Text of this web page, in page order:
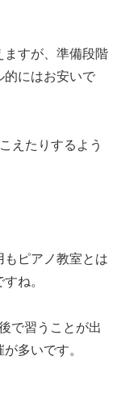
ますが、準備段階
的にはお安いで
えたりするよう
ピアノ教室とは
ね。
で習うことが出
多いです。